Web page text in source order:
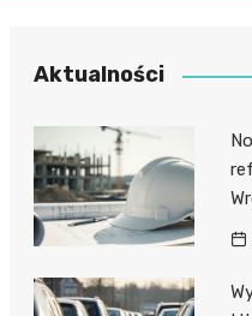
miasta
Policja
Aktualności